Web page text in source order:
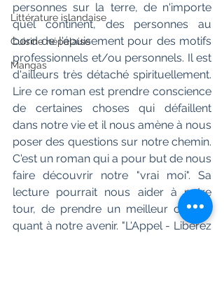
Littérature islandaise
Cuisine népalaise
Mangas
personnes sur la terre, de n'importe
quel continent, des personnes au
bord de l'épuisement pour des motifs
professionnels et/ou personnels. Il est
d'ailleurs très détaché spirituellement.
Lire ce roman est prendre conscience
de certaines choses qui défaillent
dans notre vie et il nous amène à nous
poser des questions sur notre chemin.
C'est un roman qui a pour but de nous
faire découvrir notre "vrai moi". Sa
lecture pourrait nous aider à notre
tour, de prendre un meilleur chemin
quant à notre avenir. "L'Appel - Libérez